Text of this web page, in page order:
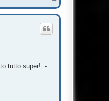
o
tutto super! :-